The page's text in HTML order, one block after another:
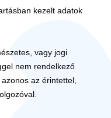
kezelt adatok
vagy jogi
nem rendelkező
az érintettel,